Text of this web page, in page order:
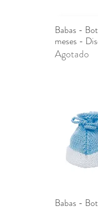
Babas -
meses -
Agotado
Babas -